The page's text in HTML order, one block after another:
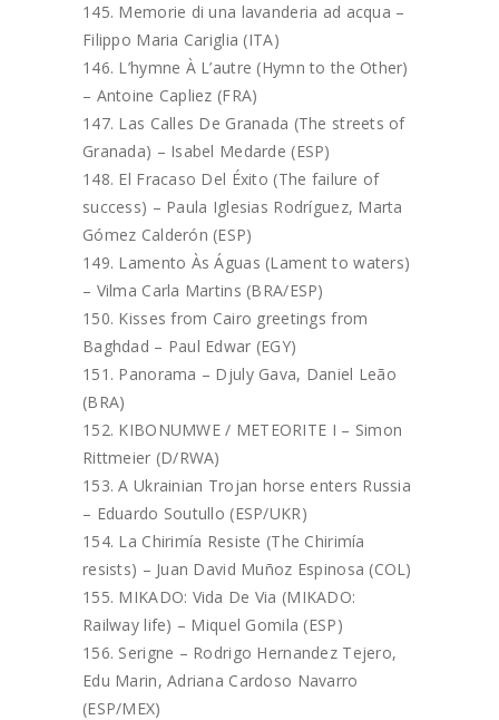
Memorie di una lavanderia ad acqua –
Filippo Maria Cariglia (ITA)
L’hymne À L’autre (Hymn to the Other)
– Antoine Capliez (FRA)
Las Calles De Granada (The streets of
Granada) – Isabel Medarde (ESP)
El Fracaso Del Éxito (The failure of
success) – Paula Iglesias Rodríguez, Marta
Gómez Calderón (ESP)
Lamento Às Águas (Lament to waters)
– Vilma Carla Martins (BRA/ESP)
Kisses from Cairo greetings from
Baghdad – Paul Edwar (EGY)
Panorama – Djuly Gava, Daniel Leão
(BRA)
KIBONUMWE / METEORITE I – Simon
Rittmeier (D/RWA)
A Ukrainian Trojan horse enters Russia
– Eduardo Soutullo (ESP/UKR)
La Chirimía Resiste (The Chirimía
resists) – Juan David Muñoz Espinosa (COL)
MIKADO: Vida De Via (MIKADO:
Railway life) – Miquel Gomila (ESP)
Serigne – Rodrigo Hernandez Tejero,
Edu Marin, Adriana Cardoso Navarro
(ESP/MEX)